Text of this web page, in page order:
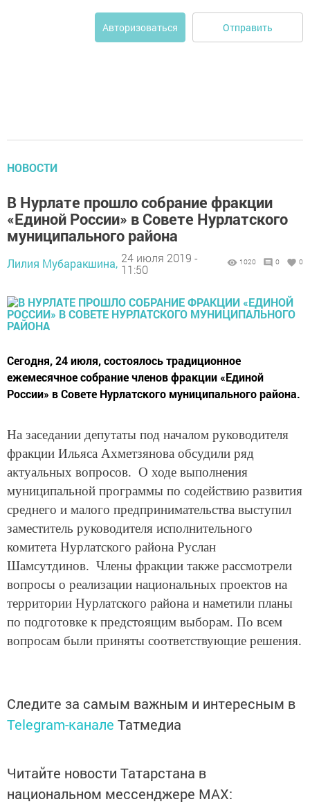
Авторизоваться Отправить
НОВОСТИ
В Нурлате прошло собрание фракции
«Единой России» в Совете Нурлатского
муниципального района
Лилия Мубаракшина, 24 июля 2019 -
11:50
1020 0 0
Сегодня, 24 июля, состоялось традиционное
ежемесячное собрание членов фракции «Единой
России» в Совете Нурлатского муниципального района.
На заседании депутаты под началом руководителя
фракции Ильяса Ахметзянова обсудили ряд
актуальных вопросов. О ходе выполнения
муниципальной программы по содействию развития
среднего и малого предпринимательства выступил
заместитель руководителя исполнительного
комитета Нурлатского района Руслан
Шамсутдинов. Члены фракции также рассмотрели
вопросы о реализации национальных проектов на
территории Нурлатского района и наметили планы
по подготовке к предстоящим выборам. По всем
вопросам были приняты соответствующие решения.
Следите за самым важным и интересным в
Telegram-канале Татмедиа
Читайте новости Татарстана в
национальном мессенджере MАХ: